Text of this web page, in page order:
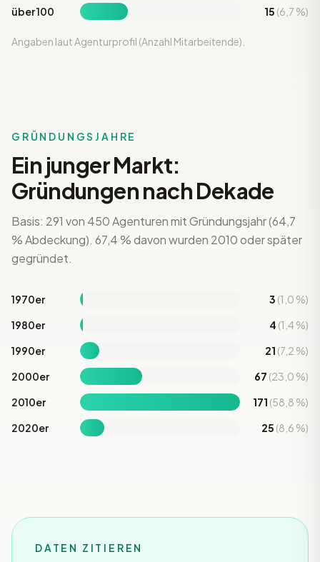
über 100
15 (6,7 %)
Angaben laut Agenturprofil (Anzahl Mitarbeitende).
GRÜNDUNGSJAHRE
Ein junger Markt:
Gründungen nach Dekade
Basis: 291 von 450 Agenturen mit Gründungsjahr (64,7
% Abdeckung). 67,4 % davon wurden 2010 oder später
gegründet.
1970er 3 (1,0 %)
1980er
4 (1,4 %)
1990er
21 (7,2 %)
2000er
67 (23,0 %)
2010er
171 (58,8 %)
2020er
25 (8,6 %)
DATEN ZITIEREN